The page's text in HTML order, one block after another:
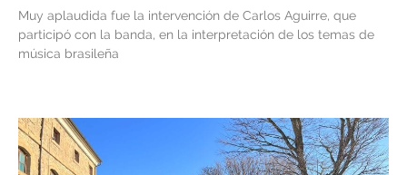
Muy aplaudida fue la intervención de Carlos Aguirre, que
participó con la banda, en la interpretación de los temas de
música brasileña